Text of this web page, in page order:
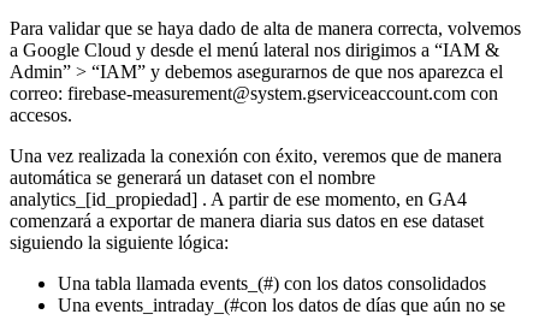
Para validar que se haya dado de alta de manera correcta, volvemos
a Google Cloud y desde el menú lateral nos dirigimos a “IAM &
Admin” > “IAM” y debemos asegurarnos de que nos aparezca el
correo: firebase-measurement@system.gserviceaccount.com con
accesos.
Una vez realizada la conexión con éxito, veremos que de manera
automática se generará un dataset con el nombre
analytics_[id_propiedad] . A partir de ese momento, en GA4
comenzará a exportar de manera diaria sus datos en ese dataset
siguiendo la siguiente lógica:
Una tabla llamada events_(#) con los datos consolidados
Una events_intraday_(#con los datos de días que aún no se